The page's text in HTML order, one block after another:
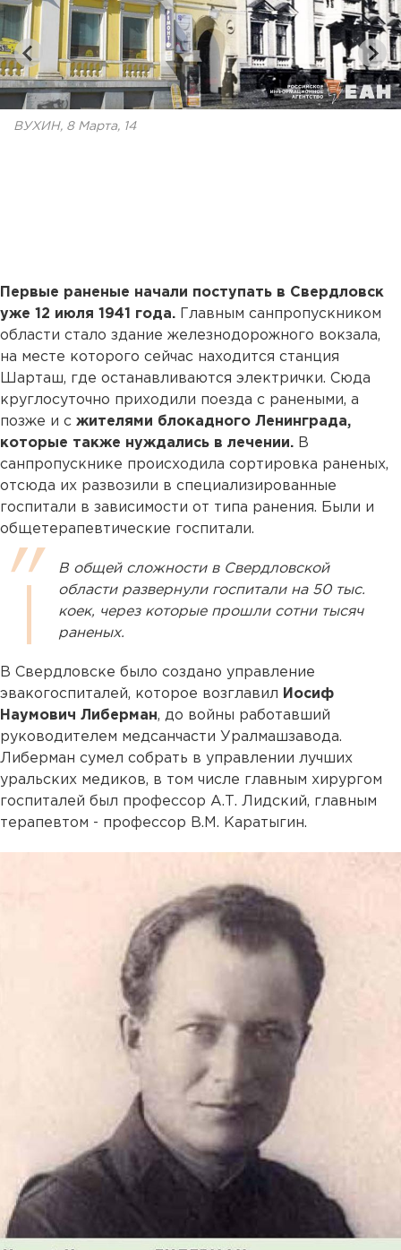
ВУХИН, 8 Марта, 14
Первые раненые начали поступать в Свердловск
уже 12 июля 1941 года. Главным санпропускником
области стало здание железнодорожного вокзала,
на месте которого сейчас находится станция
Шарташ, где останавливаются электрички. Сюда
круглосуточно приходили поезда с ранеными, а
позже и с жителями блокадного Ленинграда,
которые также нуждались в лечении. В
санпропускнике происходила сортировка раненых,
отсюда их развозили в специализированные
госпитали в зависимости от типа ранения. Были и
общетерапевтические госпитали.
В общей сложности в Свердловской
области развернули госпитали на 50 тыс.
коек, через которые прошли сотни тысяч
раненых.
В Свердловске было создано управление
эвакогоспиталей, которое возглавил Иосиф
Наумович Либерман, до войны работавший
руководителем медсанчасти Уралмашзавода.
Либерман сумел собрать в управлении лучших
уральских медиков, в том числе главным хирургом
госпиталей был профессор А.Т. Лидский, главным
терапевтом - профессор В.М. Каратыгин.